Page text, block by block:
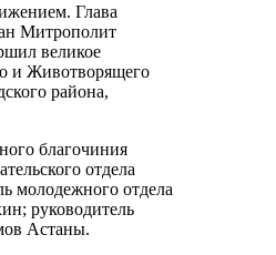
Глава
Митрополит
великое
и Животворящего
района,
благочиния
отдела
молодежного отдела
руководитель
Астаны.